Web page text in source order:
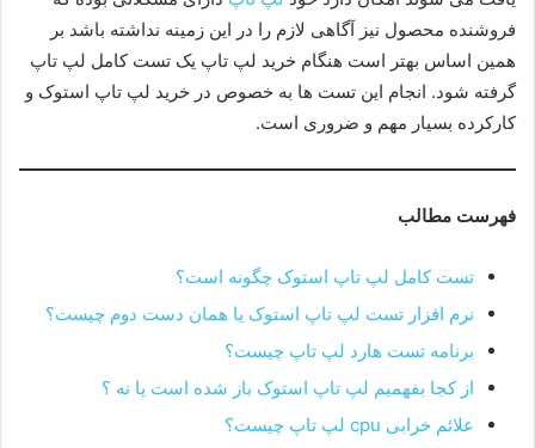
فروشنده محصول نیز آگاهی لازم را در این زمینه نداشته باشد بر
همین اساس بهتر است هنگام خرید لپ تاپ یک تست کامل لپ تاپ
گرفته شود. انجام این تست ها به خصوص در خرید لپ تاپ استوک و
کارکرده بسیار مهم و ضروری است.
فهرست مطالب
تست کامل لپ تاپ استوک چگونه است؟
نرم افزار تست لپ تاپ استوک یا همان دست دوم چیست؟
برنامه تست هارد لپ تاپ چیست؟
از کجا بفهمیم لپ تاپ استوک باز شده است یا نه ؟
علائم خرابی cpu لپ تاپ چیست؟